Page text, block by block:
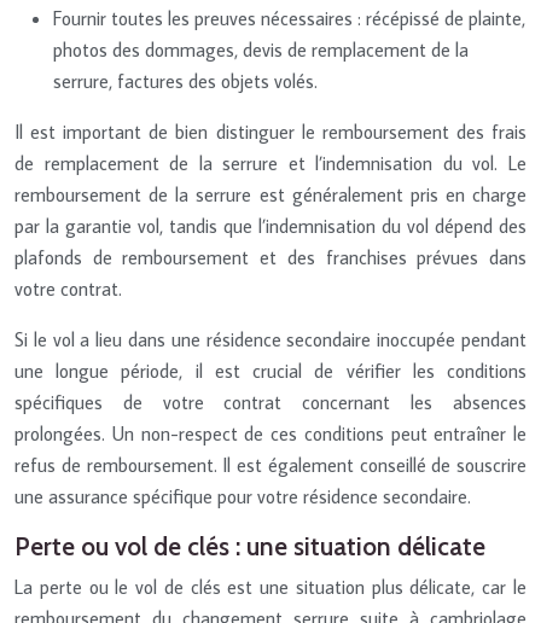
Fournir toutes les preuves nécessaires : récépissé de plainte,
photos des dommages, devis de remplacement de la
serrure, factures des objets volés.
Il est important de bien distinguer le remboursement des frais
de remplacement de la serrure et l’indemnisation du vol. Le
remboursement de la serrure est généralement pris en charge
par la garantie vol, tandis que l’indemnisation du vol dépend des
plafonds de remboursement et des franchises prévues dans
votre contrat.
Si le vol a lieu dans une résidence secondaire inoccupée pendant
une longue période, il est crucial de vérifier les conditions
spécifiques de votre contrat concernant les absences
prolongées. Un non-respect de ces conditions peut entraîner le
refus de remboursement. Il est également conseillé de souscrire
une assurance spécifique pour votre résidence secondaire.
Perte ou vol de clés : une situation délicate
La perte ou le vol de clés est une situation plus délicate, car le
remboursement du changement serrure suite à cambriolage